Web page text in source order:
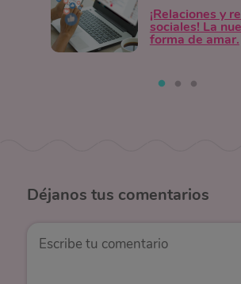
¡Relaciones y
sociales! La
forma de amar.
Déjanos tus comentarios